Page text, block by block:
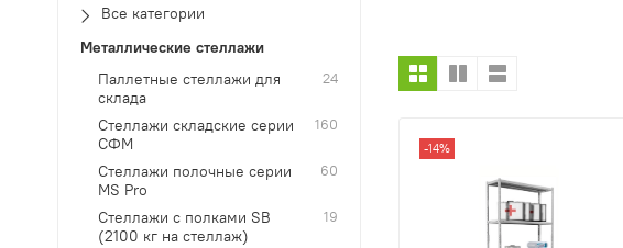
-14%
Все категории
Металлические стеллажи
Паллетные стеллажи для
склада
24
Стеллажи складские серии
СФМ
160
Стеллажи полочные серии
MS Pro
60
Стеллажи с полками SB
(2100 кг на стеллаж)
19